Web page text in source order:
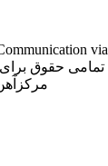
تمامی حقوق